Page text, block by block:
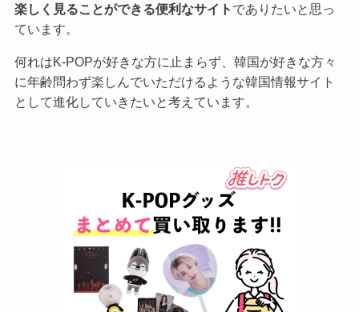
楽しく見ることができる便利なサイト でありたいと思っ
ています。
何れはK-POPが好きな方に止まらず、韓国が好きな方々
に年齢問わず楽しんでいただけるような韓国情報サイト
として進化していきたいと考えています。